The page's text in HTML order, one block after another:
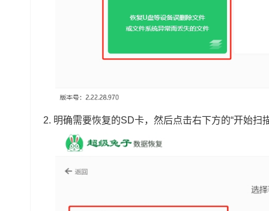
2. 明确需要恢复的SD卡，然后点击右下方的“开始扫